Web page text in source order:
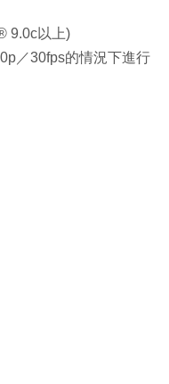
9.0c以上)
／30fps的情況下進行